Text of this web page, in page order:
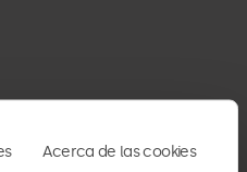
Acerca de las cookies